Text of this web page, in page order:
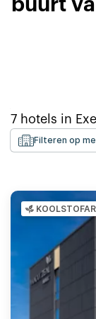
buurt
7 hotels in
Filteren op